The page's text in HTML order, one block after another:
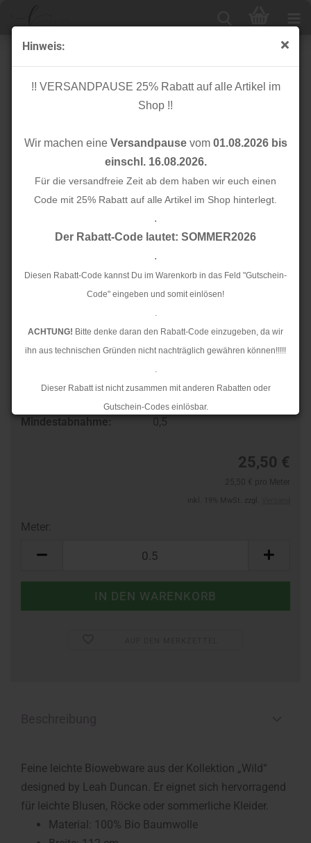
Hinweis:
!! VERSANDPAUSE 25% Rabatt auf alle Artikel im
Shop !!
Wir machen eine Versandpausevom 01.08.2026 bis
einschl. 16.08.2026.
Für die versandfreie Zeit ab dem haben wir euch einen
Code mit 25% Rabatt auf alle Artikel im Shop hinterlegt.
.
Der Rabatt-Code lautet: SOMMER2026
.
Diesen Rabatt-Code kannst Du im Warenkorb in das Feld "Gutschein-
Code" eingeben und somit einlösen!
.
ACHTUNG! Bitte denke daran den Rabatt-Code einzugeben, da wir
ihn aus technischen Gründen nicht nachträglich gewähren können!!!!!
.
Dieser Rabatt ist nicht zusammen mit anderen Rabatten oder
Gutschein-Codes einlösbar.
.
Rückstaus kann es jedoch zu längeren Lieferzeiten kommen.
Bio Baumwolle - Waza - Wild - Cloud9 Fabrics
Mindestabnahme:
0,5
25,50 €
Meter:
Feine leichte Biowebware aus der Kollektion „Wild“
designed by Leah Duncan. Er eignet sich hervorragend
für leichte Blusen, Röcke oder sommerliche Kleider.
Material: 100% Bio Baumwolle